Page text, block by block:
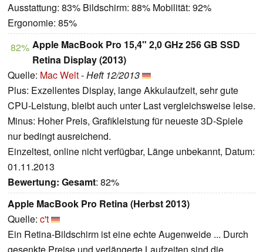
Ausstattung: 83% Bildschirm: 88% Mobilität: 92%
Ergonomie: 85%
82% Apple MacBook Pro 15,4" 2,0 GHz 256 GB SSD
Retina Display (2013)
Quelle: Mac Welt-Heft 12/2013
Plus: Exzellentes Display, lange Akkulaufzeit, sehr gute
CPU-Leistung, bleibt auch unter Last vergleichsweise leise.
Minus: Hoher Preis, Grafikleistung für neueste 3D-Spiele
nur bedingt ausreichend.
Einzeltest, online nicht verfügbar, Länge unbekannt, Datum:
01.11.2013
Bewertung: Gesamt: 82%
Apple MacBook Pro Retina (Herbst 2013)
Quelle: c't
Ein Retina-Bildschirm ist eine echte Augenweide ... Durch